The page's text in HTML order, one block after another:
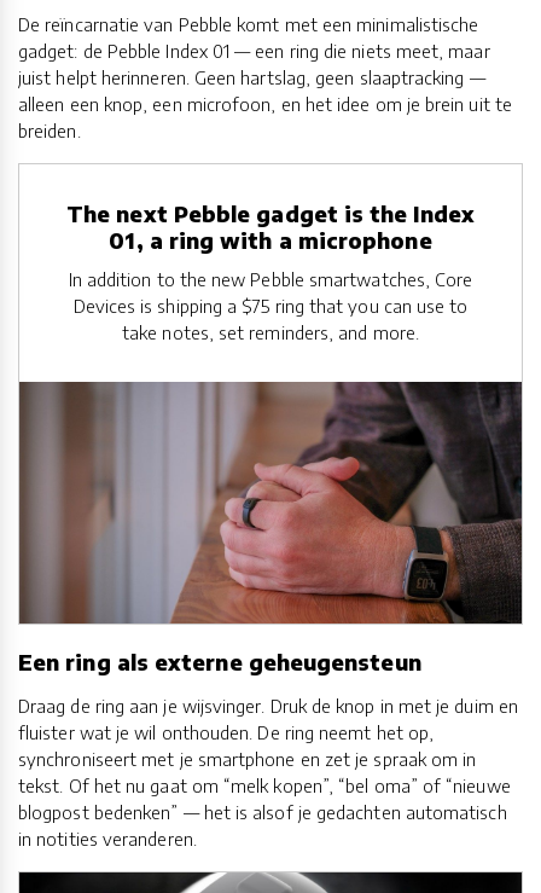
De reïncarnatie van Pebble komt met een minimalistische
gadget: de Pebble Index 01 — een ring die niets meet, maar
juist helpt herinneren. Geen hartslag, geen slaaptracking —
alleen een knop, een microfoon, en het idee om je brein uit te
breiden.
The next Pebble gadget is the Index
01, a ring with a microphone
In addition to the new Pebble smartwatches, Core
Devices is shipping a $75 ring that you can use to
take notes, set reminders, and more.
Een ring als externe geheugensteun
Draag de ring aan je wijsvinger. Druk de knop in met je duim en
fluister wat je wil onthouden. De ring neemt het op,
synchroniseert met je smartphone en zet je spraak om in
tekst. Of het nu gaat om “melk kopen”, “bel oma” of “nieuwe
blogpost bedenken” — het is alsof je gedachten automatisch
in notities veranderen.